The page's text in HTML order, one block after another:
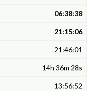
06:38:38
21:15:06
21:46:01
14h 36m 28s
13:56:52